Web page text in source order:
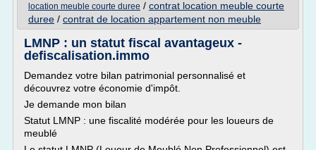
location meuble courte duree / contrat location meuble courte
duree / contrat de location appartement non meuble
LMNP : un statut fiscal avantageux -
defiscalisation.immo
Demandez votre bilan patrimonial personnalisé et
découvrez votre économie d'impôt.
Je demande mon bilan
Statut LMNP : une fiscalité modérée pour les loueurs de
meublé